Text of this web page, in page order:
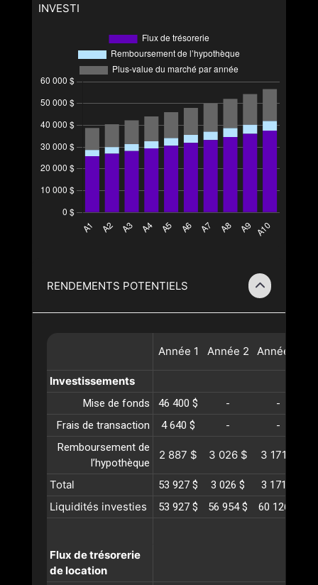
INVESTI
RENDEMENTS POTENTIELS
Année 1 Année 2 Année
Investissements
Mise de fonds 46 400 $ -
-
Frais de transaction
4 640 $ -
-
Remboursement de
l’hypothèque
2 887 $ 3 026 $ 3 171 $
Total 53 927 $ 3 026 $ 3 171 $
Liquidités investies 53 927 $ 56 954 $ 60 126 $
Flux de trésorerie
de location